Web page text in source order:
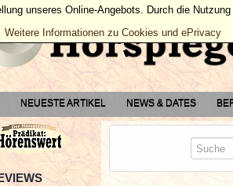
NEUESTE ARTIKEL NEWS & DATES
unseres Online-Angebots. Durch die
Weitere Informationen zu Cookies und ePrivacy